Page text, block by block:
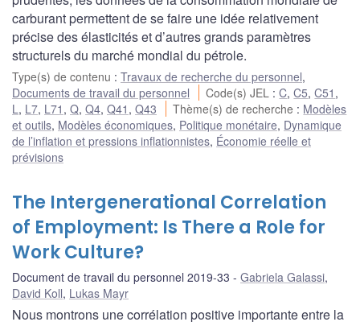
carburant permettent de se faire une idée relativement
précise des élasticités et d’autres grands paramètres
structurels du marché mondial du pétrole.
Type(s) de contenu : Travaux de recherche du personnel,
Documents de travail du personnel
Code(s) JEL :C,C5,C51 ,
L , L7, L71 , Q, Q4, Q41 , Q43 Thème(s) de recherche : Modèles
et outils, Modèles économiques, Politique monétaire, Dynamique
de l’inflation et pressions inflationnistes, Économie réelle et
prévisions
The Intergenerational Correlation
of Employment: Is There a Role for
Work Culture?
Document de travail du personnel 2019-33 Gabriela Galassi,
David Koll, Lukas Mayr
Nous montrons une corrélation positive importante entre la